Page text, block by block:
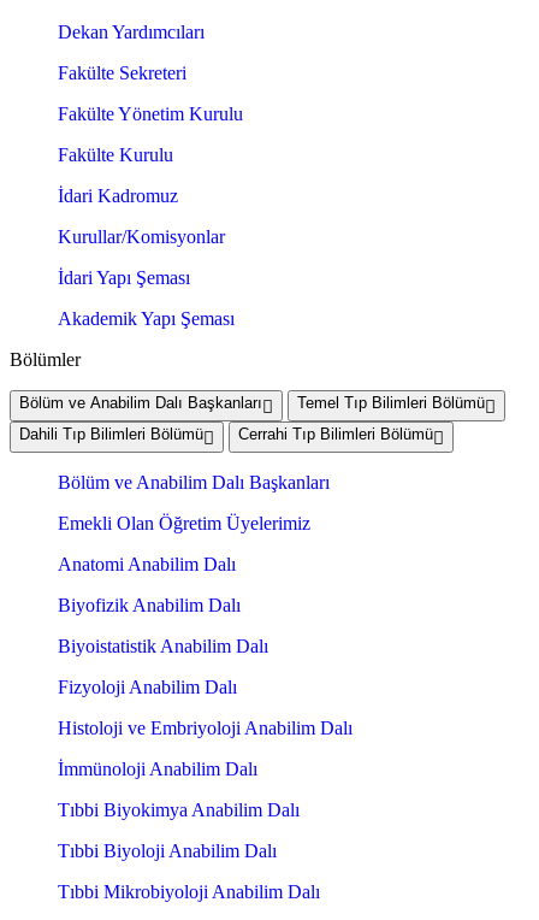
Dekan Yardımcıları
Fakülte Sekreteri
Fakülte Yönetim Kurulu
Fakülte Kurulu
İdari Kadromuz
Kurullar/Komisyonlar
İdari Yapı Şeması
Akademik Yapı Şeması
Bölümler
Bölüm ve Anabilim Dalı Başkanları
Temel Tıp Bilimleri Bölümü
Dahili Tıp Bilimleri Bölümü
Cerrahi Tıp Bilimleri Bölümü
Bölüm ve Anabilim Dalı Başkanları
Emekli Olan Öğretim Üyelerimiz
Anatomi Anabilim Dalı
Biyofizik Anabilim Dalı
Biyoistatistik Anabilim Dalı
Fizyoloji Anabilim Dalı
Histoloji ve Embriyoloji Anabilim Dalı
İmmünoloji Anabilim Dalı
Tıbbi Biyokimya Anabilim Dalı
Tıbbi Biyoloji Anabilim Dalı
Tıbbi Mikrobiyoloji Anabilim Dalı